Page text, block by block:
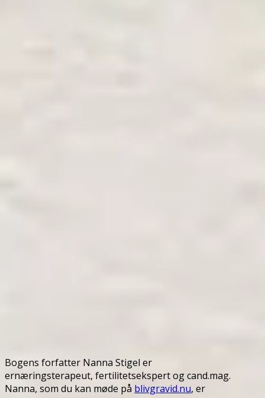
Bogens forfatter Nanna Stigel er
ernæringsterapeut, fertilitetsekspert og cand.mag.
Nanna, som du kan møde på blivgravid.nu, er